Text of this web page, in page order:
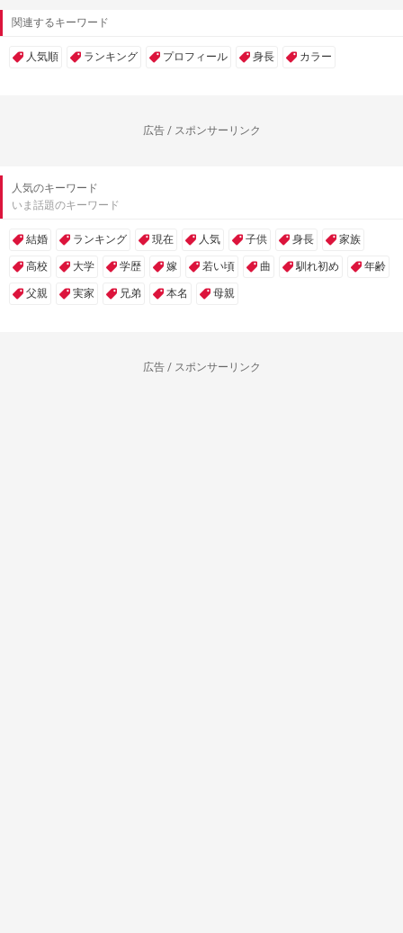
関連するキーワード
人気順 ランキング プロフィール 身長 カラー
広告 / スポンサーリンク
人気のキーワード
いま話題のキーワード
結婚 ランキング 現在 人気 子供 身長 家族
高校 大学 学歴 嫁 若い頃 曲 馴れ初め 年齢
父親 実家 兄弟 本名 母親
広告 / スポンサーリンク